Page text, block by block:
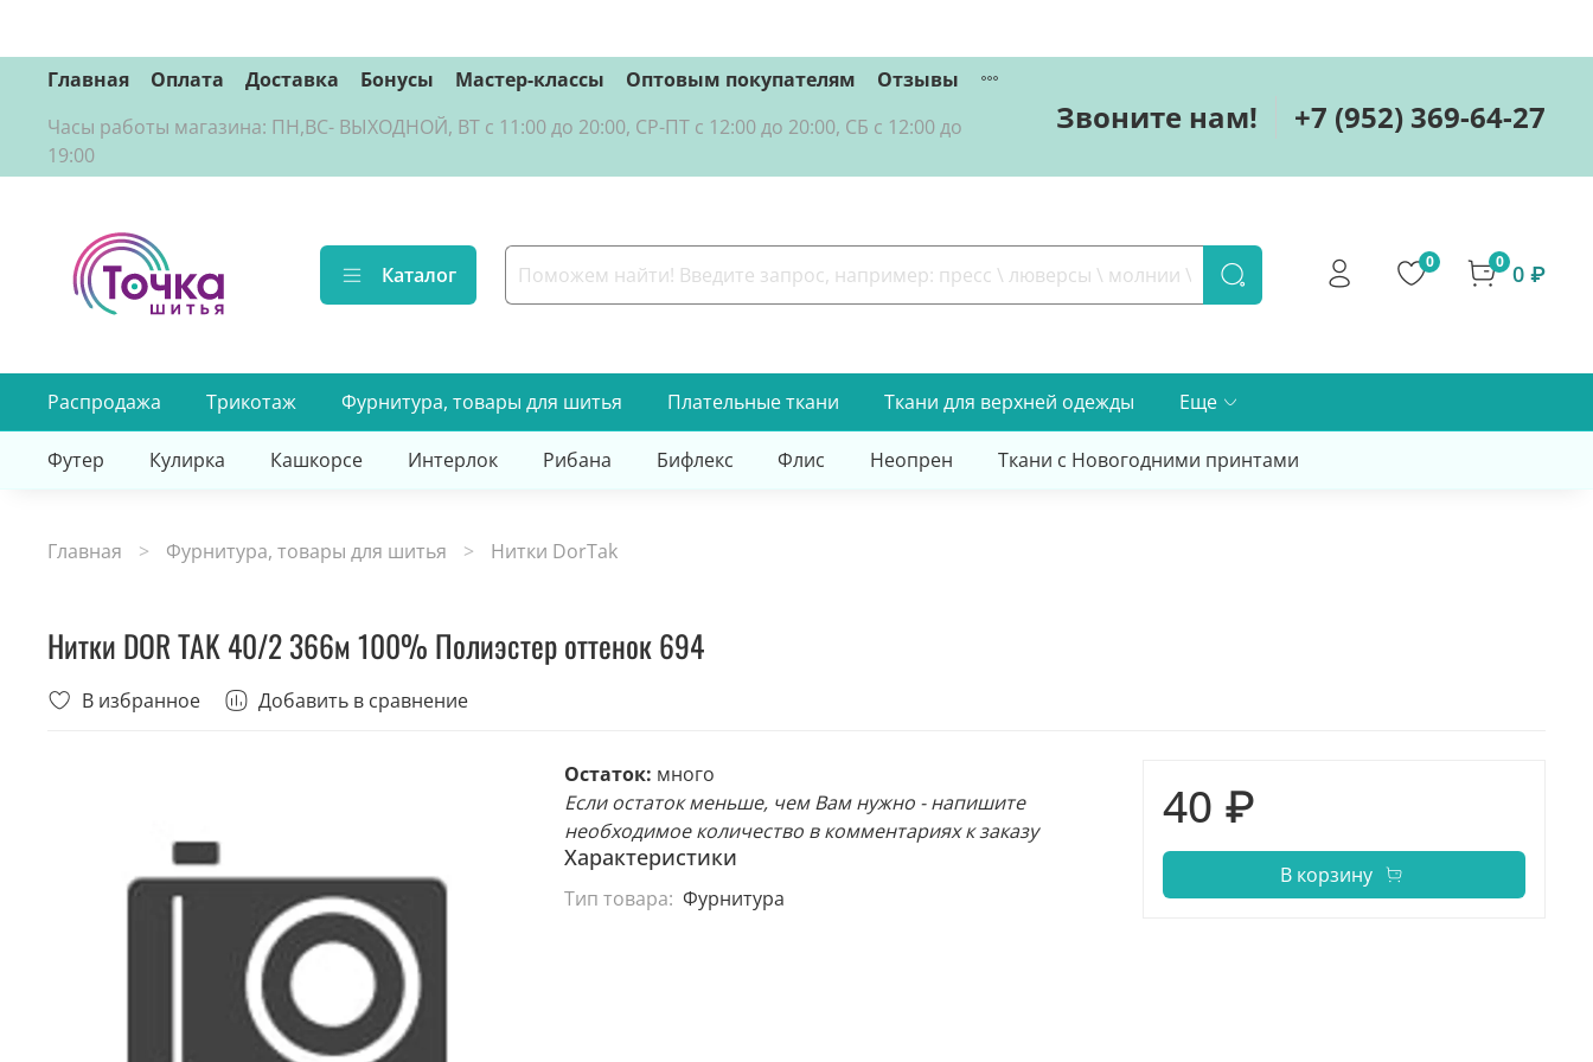
Главная Оплата Доставка Бонусы Мастер-классы Оптовым покупателям
Отзывы
Часы работы магазина: ПН,ВС- ВЫХОДНОЙ, ВТ с 11:00 до 20:00, СР-ПТ с 12:00 до 20:00, СБ с 12:00 до
19:00
Звоните нам! +7 (952) 369-64-27
Каталог
0 0 0 ₽
Распродажа Трикотаж Фурнитура, товары для шитья Плательные ткани Ткани для верхней одежды Еще
Футер Кулирка Кашкорсе Интерлок Рибана Бифлекс Флис Неопрен Ткани с Новогодними принтами
Главная Фурнитура, товары для шитья Нитки DorTak
Нитки DOR TAK 40/2 366м 100% Полиэстер оттенок 694
В избранное Добавить в сравнение
Остаток: много
Если остаток меньше, чем Вам нужно - напишите
необходимое количество в комментариях к заказу
Характеристики
Тип товара: Фурнитура
40 ₽
В корзину